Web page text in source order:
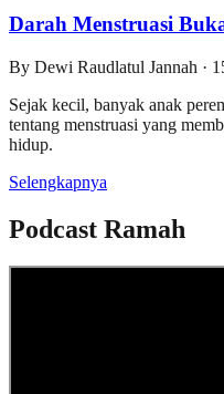
Darah Menstruasi
By Dewi Raudlatul Jannah ·
Sejak kecil, banyak anak
tentang menstruasi yang
hidup.
Selengkapnya
Podcast Ramah